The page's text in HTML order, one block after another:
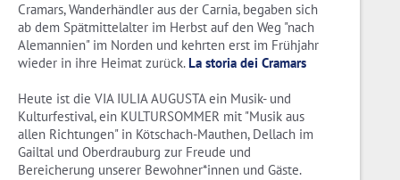
Cramars, Wanderhändler aus der Carnia, begaben sich
ab dem Spätmittelalter im Herbst auf den Weg "nach
Alemannien" im Norden und kehrten erst im Frühjahr
wieder in ihre Heimat zurück. La storia dei Cramars
Heute ist die VIA IULIA AUGUSTA ein Musik- und
Kulturfestival, ein KULTURSOMMER mit "Musik aus
allen Richtungen" in Kötschach-Mauthen, Dellach im
Gailtal und Oberdrauburg zur Freude und
Bereicherung unserer Bewohner*innen und Gäste.